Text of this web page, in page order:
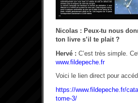
Nicolas : Peux-tu nous
ton livre s’il te plait ?
Hervé : C’est très simple.
www.fildepeche.fr
Voici le lien direct pour
https://www.fildepeche.fr/
tome-3/